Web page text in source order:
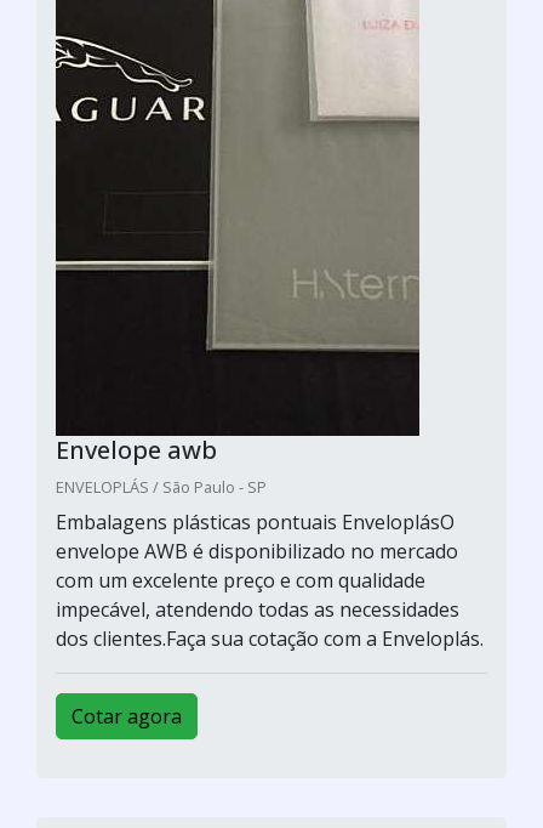
Envelope awb
ENVELOPLÁS / São Paulo - SP
Embalagens plásticas pontuais EnveloplásO
envelope AWB é disponibilizado no mercado
com um excelente preço e com qualidade
impecável, atendendo todas as necessidades
dos clientes.Faça sua cotação com a Enveloplás.
Cotar agora